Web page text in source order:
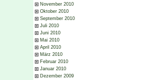
November 2010
Oktober 2010
September 2010
Juli 2010
Juni 2010
Mai 2010
April 2010
März 2010
Februar 2010
Januar 2010
Dezember 2009